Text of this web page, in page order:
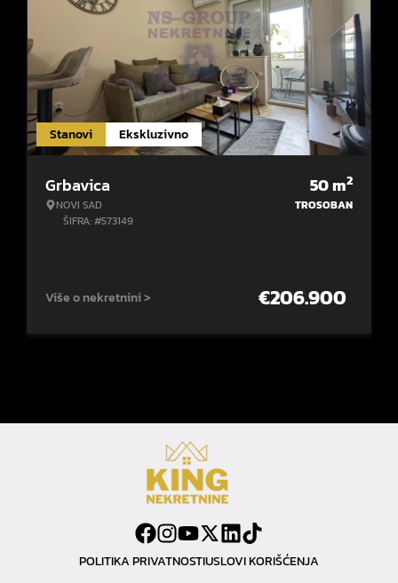
Stanovi Ekskluzivno
Grbavica
NOVI SAD
ŠIFRA: #573149
50m2
TROSOBAN
Više o nekretnini > €206.900
POLITIKA PRIVATNOSTIUSLOVI KORIŠĆENJA